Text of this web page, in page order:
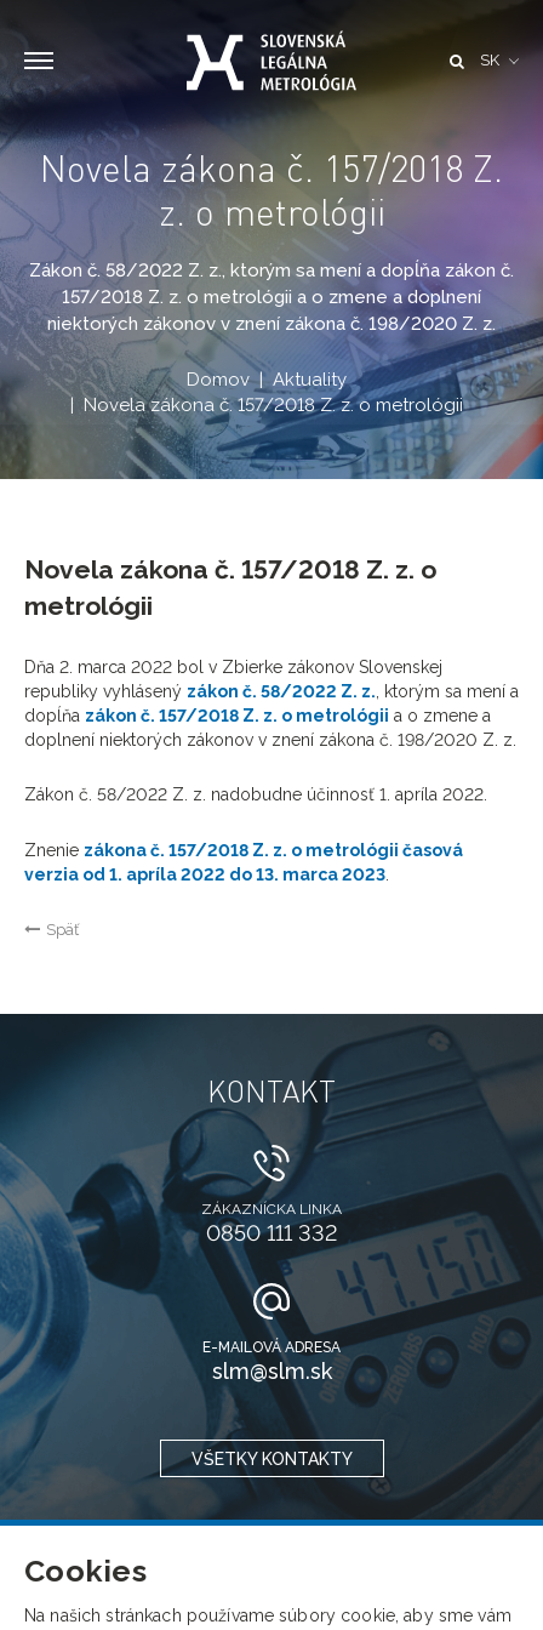
Cookies
Na našich stránkach používame súbory cookie, aby sme vám
SK
Novela zákona č. 157/2018 Z.
z. o metrológii
Zákon č. 58/2022 Z. z., ktorým sa mení a dopĺňa zákon č.
157/2018 Z. z. o metrológii a o zmene a doplnení
niektorých zákonov v znení zákona č. 198/2020 Z. z.
Domov
Aktuality
Novela zákona č. 157/2018 Z. z. o metrológii
Novela zákona č. 157/2018 Z. z. o
metrológii
Dňa 2. marca 2022 bol v Zbierke zákonov Slovenskej
republiky vyhlásený zákon č. 58/2022 Z. z. , ktorým sa mení a
dopĺňa zákon č. 157/2018 Z. z. o metrológii a o zmene a
doplnení niektorých zákonov v znení zákona č. 198/2020 Z. z.
Zákon č. 58/2022 Z. z. nadobudne účinnosť 1. apríla 2022.
Znenie zákona č. 157/2018 Z. z. o metrológii časová
verzia od 1. apríla 2022 do 13. marca 2023
Späť
KONTAKT
ZÁKAZNÍCKA LINKA
0850 111 332
E-MAILOVÁ ADRESA
slm@slm.sk
VŠETKY KONTAKTY